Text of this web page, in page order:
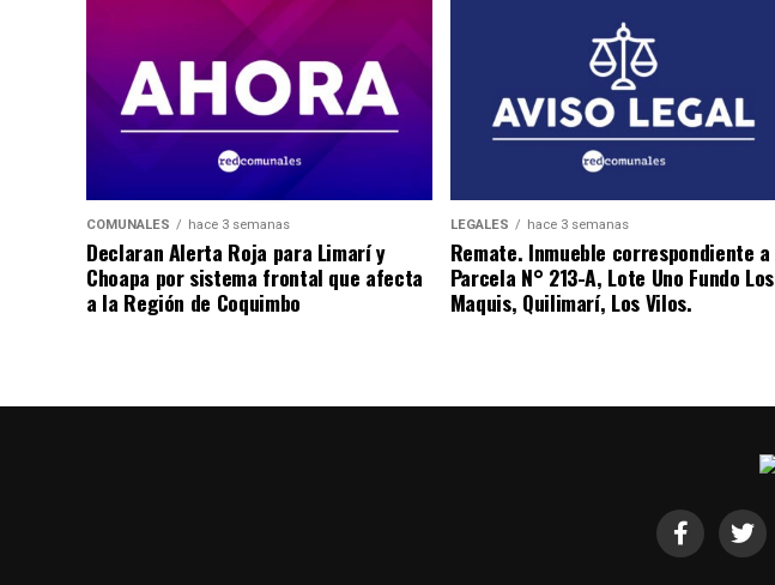
COMUNALES hace 3 semanas
Declaran Alerta Roja para Limarí y
Choapa por sistema frontal que afecta
a la Región de Coquimbo
LEGALES hace 3 semanas
Remate. Inmueble correspondiente a
Parcela N° 213-A, Lote Uno Fundo Los
Maquis, Quilimarí, Los Vilos.